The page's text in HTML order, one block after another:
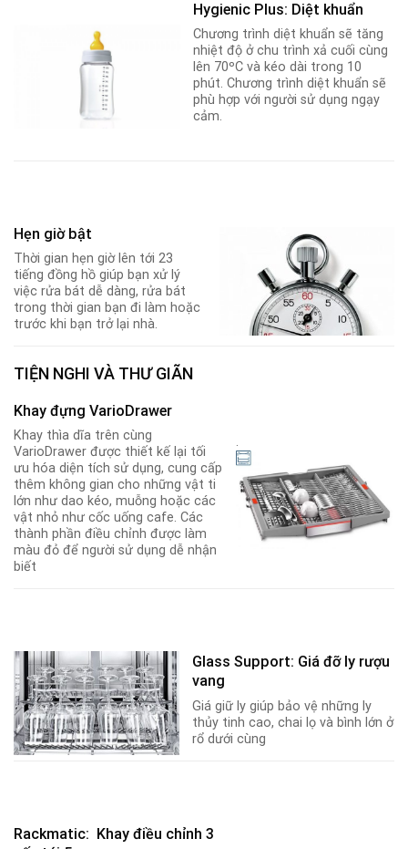
Hygienic Plus: Diệt khuẩn
Chương trình diệt khuẩn sẽ tăng
nhiệt độ ở chu trình xả cuối cùng
lên 70ºC và kéo dài trong 10
phút. Chương trình diệt khuẩn sẽ
phù hợp với người sử dụng ngạy
cảm.
Hẹn giờ bật
Thời gian hẹn giờ lên tới 23
tiếng đồng hồ giúp bạn xử lý
việc rửa bát dễ dàng, rửa bát
trong thời gian bạn đi làm hoặc
trước khi bạn trở lại nhà.
TIỆN NGHI VÀ THƯ GIÃN
Khay đựng VarioDrawer
Khay thìa dĩa trên cùng
VarioDrawer được thiết kế lại tối
ưu hóa diện tích sử dụng, cung cấp
thêm không gian cho những vật ti
lớn như dao kéo, muỗng hoặc các
vật nhỏ như cốc uống cafe. Các
thành phần điều chỉnh được làm
màu đỏ để người sử dụng dễ nhận
biết
.
Glass Support: Giá đỡ ly rượu
vang
Giá giữ ly giúp bảo vệ những ly
thủy tinh cao, chai lọ và bình lớn ở
rổ dưới cùng
Rackmatic: Khay điều chỉnh 3